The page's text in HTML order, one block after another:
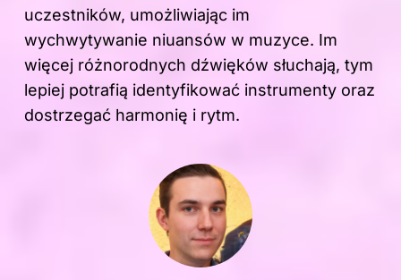
uczestników, umożliwiając im
wychwytywanie niuansów w muzyce. Im
więcej różnorodnych dźwięków słuchają, tym
lepiej potrafią identyfikować instrumenty oraz
dostrzegać harmonię i rytm.